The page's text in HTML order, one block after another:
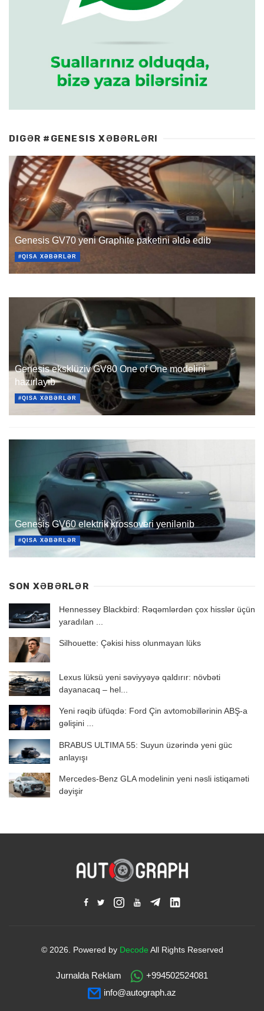
DIGƏR #GENESIS XƏBƏRLƏRI
Genesis GV70 yeni Graphite paketini əldə edib
#QISA XƏBƏRLƏR
Genesis eksklüziv GV80 One of One modelini
hazırlayıb
#QISA XƏBƏRLƏR
Genesis GV60 elektrik krossoveri yenilənib
#QISA XƏBƏRLƏR
SON XƏBƏRLƏR
Hennessey Blackbird: Rəqəmlərdən çox hisslər üçün
yaradılan ...
Silhouette: Çəkisi hiss olunmayan lüks
Lexus lüksü yeni səviyyəyə qaldırır: növbəti
dayanacaq – hel...
Yeni rəqib üfüqdə: Ford Çin avtomobillərinin ABŞ-a
gəlişini ...
BRABUS ULTIMA 55: Suyun üzərində yeni güc
anlayışı
Mercedes-Benz GLA modelinin yeni nəsli istiqaməti
dəyişir
© 2026. Powered by Decode All Rights Reserved
Jurnalda Reklam
+994502524081
info@autograph.az